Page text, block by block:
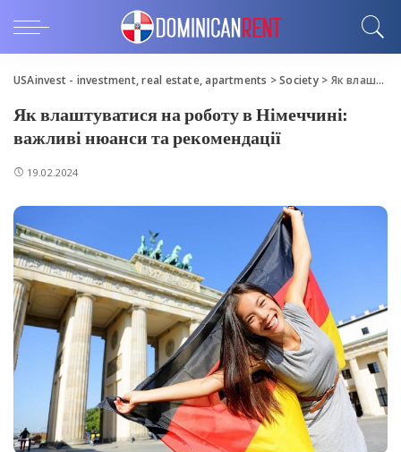
USAinvest - investment, real estate, apartments >Society> Як влаштуватися на роботу в Німеччині: важливі нюанси та рекомендації
Як влаштуватися на роботу в Німеччині:
важливі нюанси та рекомендації
19.02.2024